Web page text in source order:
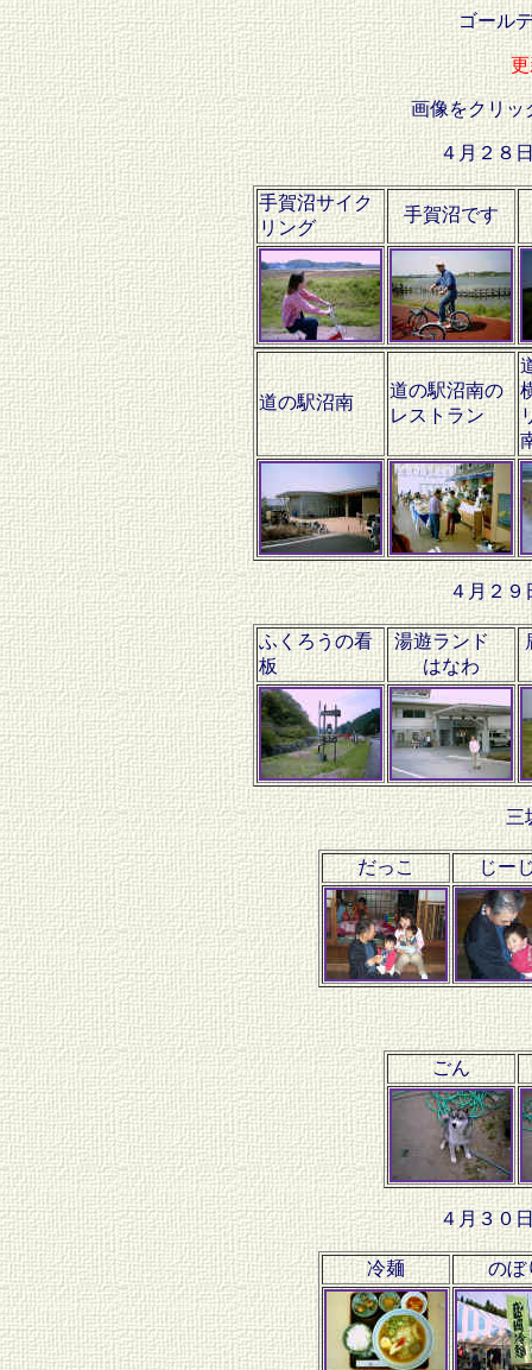
ゴール
更
画像をクリッ
４月２８
手賀沼サイク
リング
手賀沼です
道の駅沼南
道の駅沼南の
レストラン
４月２
ふくろうの看
板
湯遊ランド
はなわ
三
だっこ じー
ごん
４月３０
冷麺 のぼ